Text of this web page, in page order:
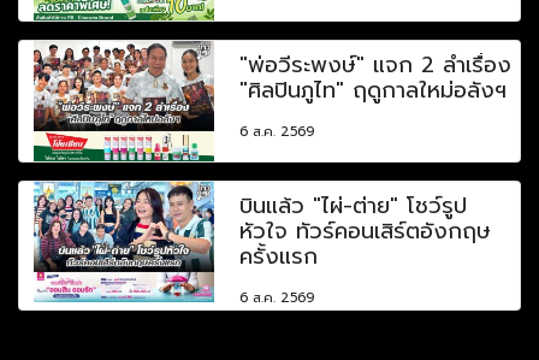
"พ่อวีระพงษ์" แจก 2 ลำเรื่อง
"ศิลปินภูไท" ฤดูกาลใหม่อลังฯ
6 ส.ค. 2569
บินแล้ว "ไผ่-ต่าย" โชว์รูป
หัวใจ ทัวร์คอนเสิร์ตอังกฤษ
ครั้งแรก
6 ส.ค. 2569